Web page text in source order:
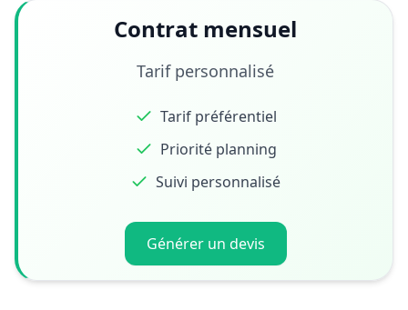
Contrat mensuel
Tarif personnalisé
Tarif préférentiel
Priorité planning
Suivi personnalisé
Générer un devis